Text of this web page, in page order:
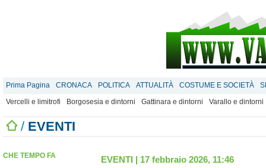
Prima Pagina CRONACA POLITICA ATTUALITÀ COSTUME E SOCIETÀ
Vercelli e limitrofi
Borgosesia e dintorni Gattinara e dintorni Varallo e dintorni
/ EVENTI
CHE TEMPO FA EVENTI | 17 febbraio 2026, 11:46